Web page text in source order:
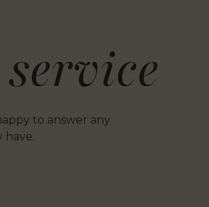
to answer any
have.